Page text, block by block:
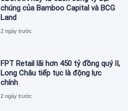
chúng của Bamboo Capital và BCG
Land
2 ngày trước
FPT Retail lãi hơn 450 tỷ đồng quý II,
Long Châu tiếp tục là động lực
chính
2 ngày trước